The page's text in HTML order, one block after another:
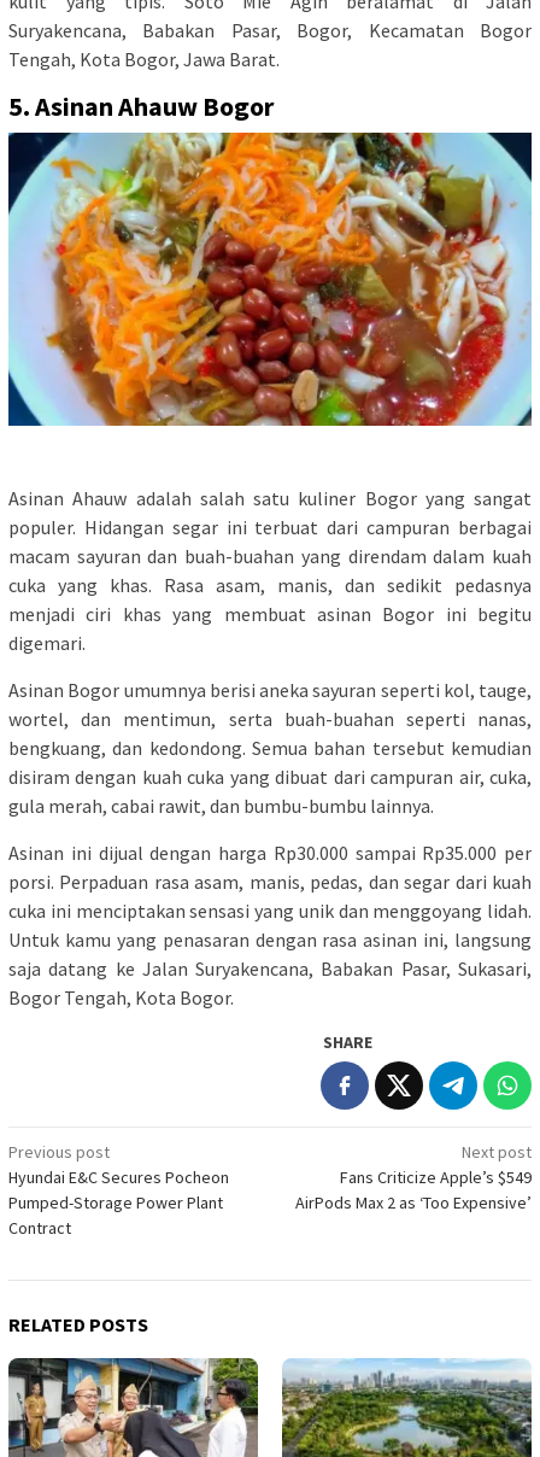
Suryakencana, Babakan Pasar, Bogor, Kecamatan Bogor
Tengah, Kota Bogor, Jawa Barat.
5. Asinan Ahauw Bogor
Asinan Ahauw adalah salah satu kuliner Bogor yang sangat
populer. Hidangan segar ini terbuat dari campuran berbagai
macam sayuran dan buah-buahan yang direndam dalam kuah
cuka yang khas. Rasa asam, manis, dan sedikit pedasnya
menjadi ciri khas yang membuat asinan Bogor ini begitu
digemari.
Asinan Bogor umumnya berisi aneka sayuran seperti kol, tauge,
wortel, dan mentimun, serta buah-buahan seperti nanas,
bengkuang, dan kedondong. Semua bahan tersebut kemudian
disiram dengan kuah cuka yang dibuat dari campuran air, cuka,
gula merah, cabai rawit, dan bumbu-bumbu lainnya.
Asinan ini dijual dengan harga Rp30.000 sampai Rp35.000 per
porsi. Perpaduan rasa asam, manis, pedas, dan segar dari kuah
cuka ini menciptakan sensasi yang unik dan menggoyang lidah.
Untuk kamu yang penasaran dengan rasa asinan ini, langsung
saja datang ke Jalan Suryakencana, Babakan Pasar, Sukasari,
Bogor Tengah, Kota Bogor.
SHARE
Post
navigation
Previous post
Hyundai E&C Secures Pocheon
Pumped-Storage Power Plant
Contract
Next post
Fans Criticize Apple’s $549
AirPods Max 2 as ‘Too Expensive’
RELATED POSTS